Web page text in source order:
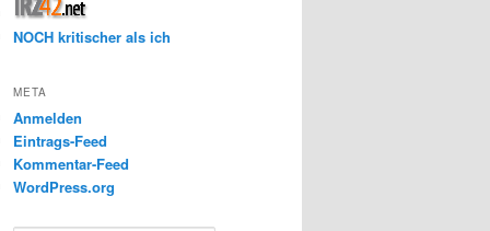
NOCH kritischer als ich
META
Anmelden
Eintrags-Feed
Kommentar-Feed
WordPress.org